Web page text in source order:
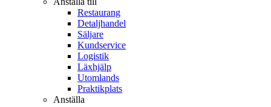
Restaurang
Detaljhandel
Säljare
Kundservice
Logistik
Läxhjälp
Utomlands
Praktikplats
Anställa